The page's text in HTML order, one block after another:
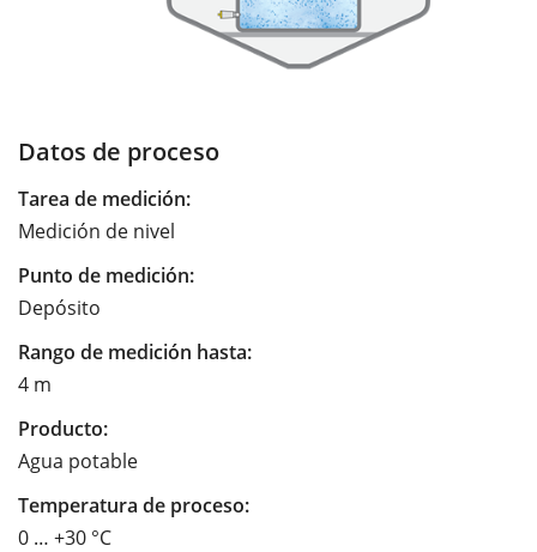
Datos de proceso
Tarea de medición:
Medición de nivel
Punto de medición:
Depósito
Rango de medición hasta:
4 m
Producto:
Agua potable
Temperatura de proceso:
0 … +30 °C